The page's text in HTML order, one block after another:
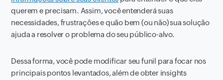
querem e precisam. Assim, você entenderá suas
necessidades, frustrações e quão bem (ou não) sua solução
ajuda a resolver o problema do seu público-alvo.
Dessa forma, você pode modificar seu funil para focar nos
principais pontos levantados, além de obter insights